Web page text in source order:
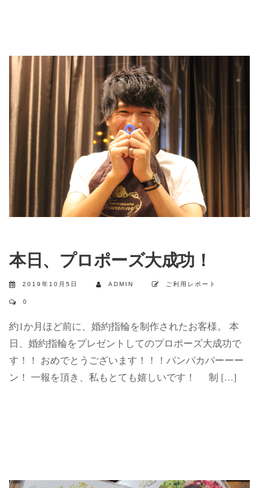
本日、プロポーズ大成功！
2019年10月5日 ADMIN ご利用レポート
0
約1か月ほど前に、婚約指輪を制作されたお客様。 本
日、婚約指輪をプレゼントしてのプロポーズ大成功で
す！！ おめでとうございます！！！パンパカパーーー
ン！ 一報を頂き、私もとても嬉しいです！ 制 […]